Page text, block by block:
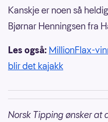
Kanskje er noen så
Bjørnar Henningsen fra
Les også: MillionFlax-
blir det kajakk
Norsk Tipping ønsker at